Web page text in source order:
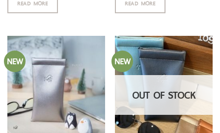
READ MORE READ MORE
NEW NEW
OUT OF STOCK